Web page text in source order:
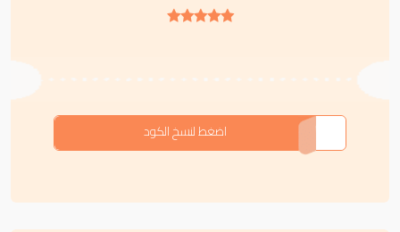
1RRDJ
اضغط لنسخ الكود